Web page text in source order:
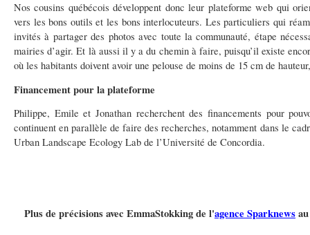
Nos cousins québécois développent donc leur plateforme web qui
vers les bons outils et les bons interlocuteurs. Les particuliers qui
invités à partager des photos avec toute la communauté, étape
mairies d’agir. Et là aussi il y a du chemin à faire, puisqu’il existe
où les habitants doivent avoir une pelouse de moins de 15 cm de
Financement pour la plateforme
Philippe, Emile et Jonathan recherchent des financements pour
continuent en parallèle de faire des recherches, notamment dans le
Urban Landscape Ecology Lab de l’Université de Concordia.
Plus de précisions avec EmmaStokking de l'agence Sparknews